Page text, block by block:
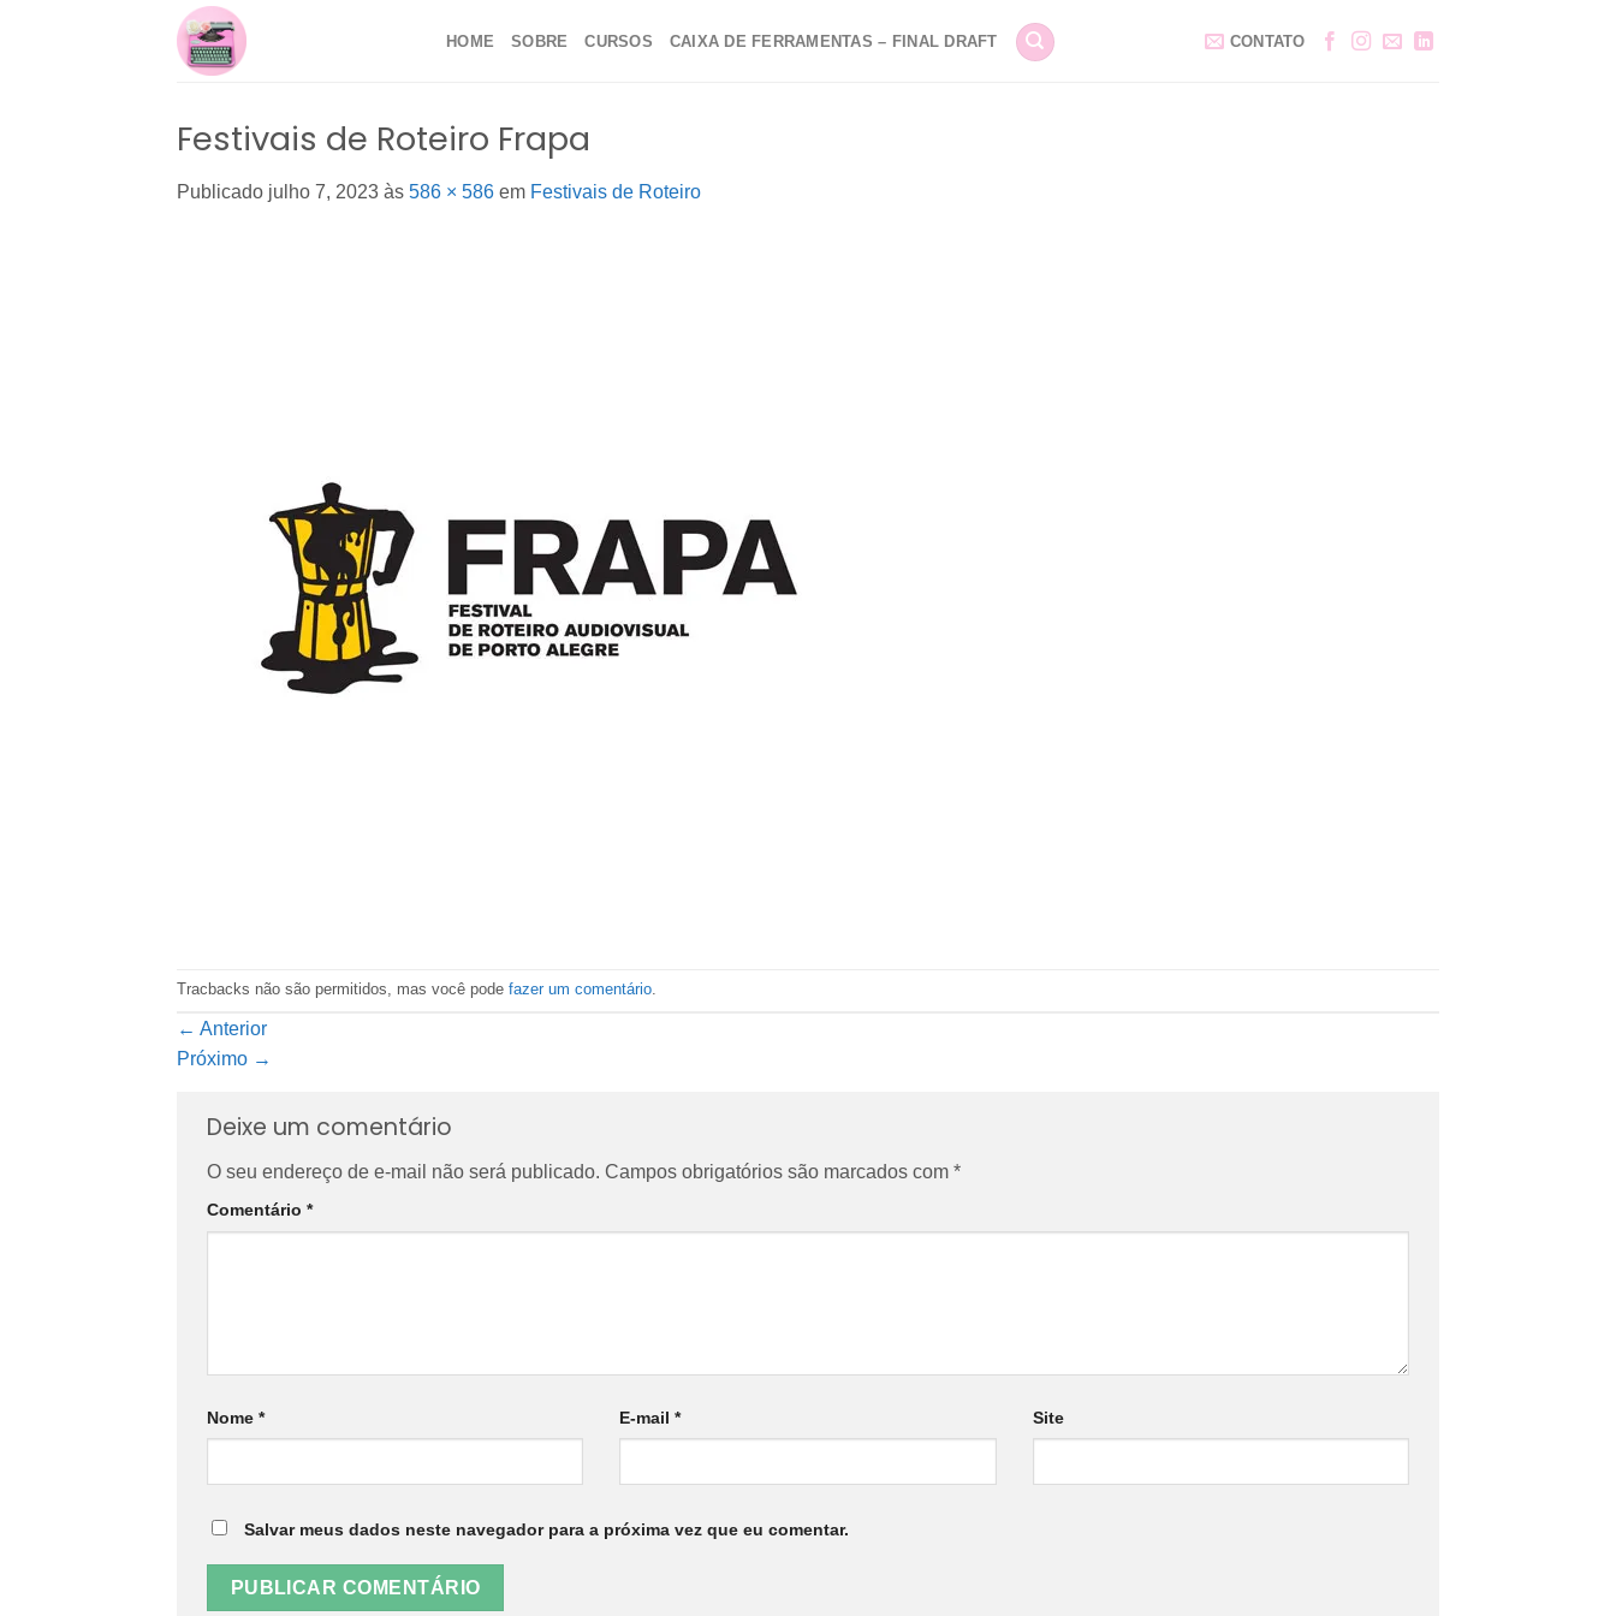
HOME SOBRE CURSOS CAIXA DE FERRAMENTAS – FINAL DRAFT CONTATO
Festivais de Roteiro Frapa
Publicado julho 7, 2023 às 586 × 586 em Festivais de Roteiro
Tracbacks não são permitidos, mas você pode fazer um comentário
← Anterior
Próximo →
Deixe um comentário
O seu endereço de e-mail não será publicado. Campos obrigatórios são marcados com *
Comentário *
Nome * E-mail* Site
Salvar meus dados neste navegador para a próxima vez que eu comentar.